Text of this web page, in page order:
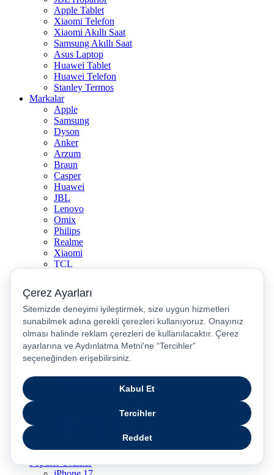
Apple Tablet
Xiaomi Telefon
Xiaomi Akıllı Saat
Samsung Akıllı Saat
Asus Laptop
Huawei Tablet
Huawei Telefon
Stanley Termos
Markalar
Apple
Samsung
Dyson
Anker
Arzum
Braun
Casper
Huawei
JBL
Lenovo
Omix
Philips
Realme
Xiaomi
TCL
Apple Eğitim
Düğün ve Çeyiz Paketleri
Fırsatlar Pasajı
Pasaj Günleri
Uykusu Kaçanlar Kulübü
Sevgililer Günü Hediyeleri
Vergisiz Telefonlar
Vergisiz Bilgisayarlar
Karne Hediyeleri
Pasaj Ödeme Teklifleri
Taksitli Harikalar Diyarı
Popüler Ürünler